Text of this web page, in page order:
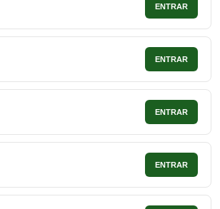
ENTRAR
ENTRAR
ENTRAR
ENTRAR